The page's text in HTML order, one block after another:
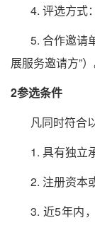
4. 评选方式
5. 合作邀请
展服务邀请方”）
2参选条件
凡同时符合
1. 具有独立
2. 注册资本
3. 近5年内